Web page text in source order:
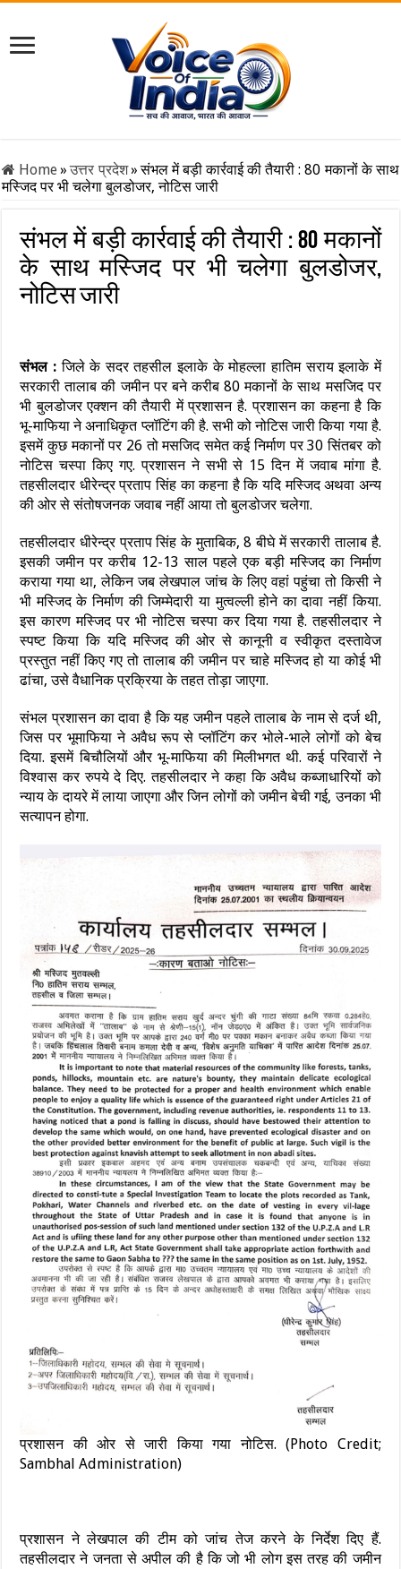
Home» उत्तर प्रदेश»संभल में बड़ी कार्रवाई की तैयारी : 80 मकानों के साथ
मस्जिद पर भी चलेगा बुलडोजर, नोटिस जारी
संभल में बड़ी कार्रवाई की तैयारी : 80 मकानों
के साथ मस्जिद पर भी चलेगा बुलडोजर,
नोटिस जारी
संभल :जिले के सदर तहसील इलाके के मोहल्ला हातिम सराय इलाके में
सरकारी तालाब की जमीन पर बने करीब 80 मकानों के साथ मसजिद पर
भी बुलडोजर एक्शन की तैयारी में प्रशासन है. प्रशासन का कहना है कि
भू-माफिया ने अनाधिकृत प्लॉटिंग की है. सभी को नोटिस जारी किया गया है.
इसमें कुछ मकानों पर 26 तो मसजिद समेत कई निर्माण पर 30 सिंतबर को
नोटिस चस्पा किए गए. प्रशासन ने सभी से 15 दिन में जवाब मांगा है.
तहसीलदार धीरेन्द्र प्रताप सिंह का कहना है कि यदि मस्जिद अथवा अन्य
की ओर से संतोषजनक जवाब नहीं आया तो बुलडोजर चलेगा.
तहसीलदार धीरेन्द्र प्रताप सिंह के मुताबिक, 8 बीघे में सरकारी तालाब है.
इसकी जमीन पर करीब 12-13 साल पहले एक बड़ी मस्जिद का निर्माण
कराया गया था, लेकिन जब लेखपाल जांच के लिए वहां पहुंचा तो किसी ने
भी मस्जिद के निर्माण की जिम्मेदारी या मुत्वल्ली होने का दावा नहीं किया.
इस कारण मस्जिद पर भी नोटिस चस्पा कर दिया गया है. तहसीलदार ने
स्पष्ट किया कि यदि मस्जिद की ओर से कानूनी व स्वीकृत दस्तावेज
प्रस्तुत नहीं किए गए तो तालाब की जमीन पर चाहे मस्जिद हो या कोई भी
ढांचा, उसे वैधानिक प्रक्रिया के तहत तोड़ा जाएगा.
संभल प्रशासन का दावा है कि यह जमीन पहले तालाब के नाम से दर्ज थी,
जिस पर भूमाफिया ने अवैध रूप से प्लॉटिंग कर भोले-भाले लोगों को बेच
दिया. इसमें बिचौलियों और भू-माफिया की मिलीभगत थी. कई परिवारों ने
विश्वास कर रुपये दे दिए. तहसीलदार ने कहा कि अवैध कब्जाधारियों को
न्याय के दायरे में लाया जाएगा और जिन लोगों को जमीन बेची गई, उनका भी
सत्यापन होगा.
प्रशासन की ओर से जारी किया गया नोटिस. (Photo Credit;
Sambhal Administration)
प्रशासन ने लेखपाल की टीम को जांच तेज करने के निर्देश दिए हैं.
तहसीलदार ने जनता से अपील की है कि जो भी लोग इस तरह की जमीन